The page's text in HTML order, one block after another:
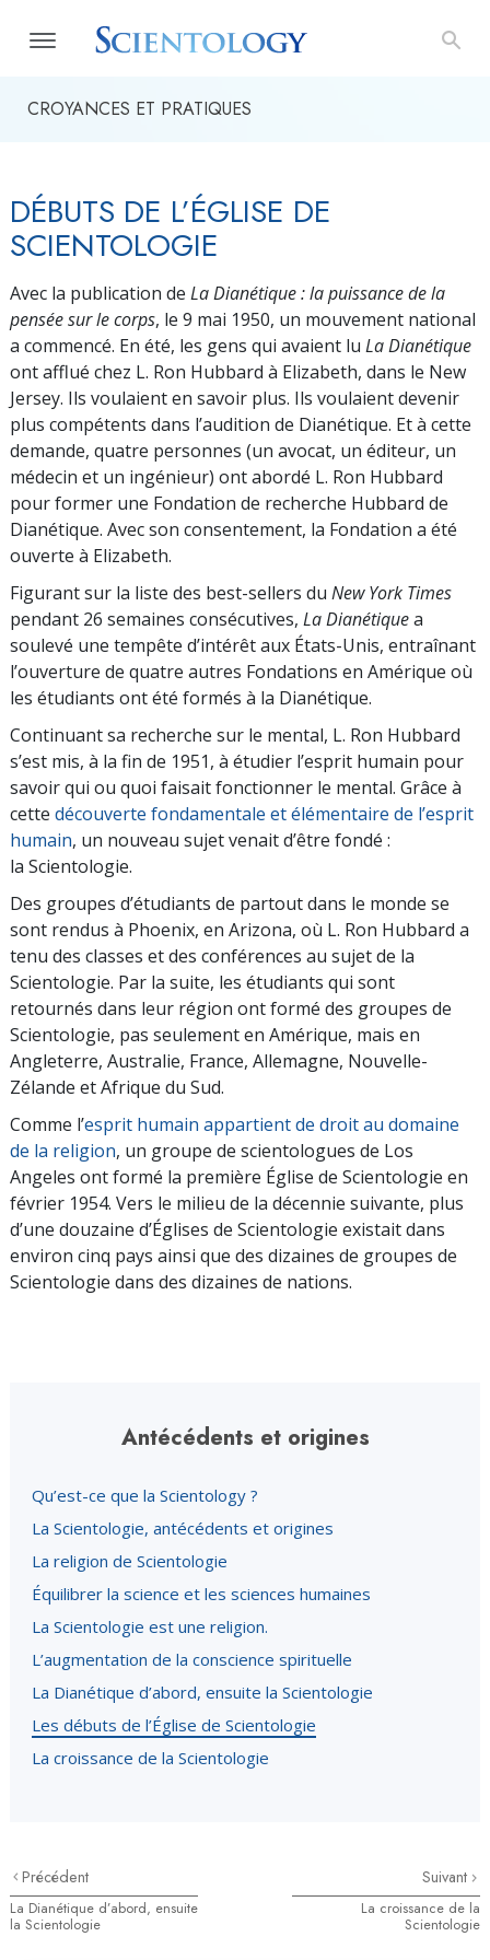
CROYANCES ET PRATIQUES
DÉBUTS DE L’ÉGLISE DE
SCIENTOLOGIE
Avec la publication de La Dianétique : la puissance de la
pensée sur le corps, le 9 mai 1950, un mouvement national
a commencé. En été, les gens qui avaient lu La Dianétique
ont afflué chez L. Ron Hubbard à Elizabeth, dans le New
Jersey. Ils voulaient en savoir plus. Ils voulaient devenir
plus compétents dans l’audition de Dianétique. Et à cette
demande, quatre personnes (un avocat, un éditeur, un
médecin et un ingénieur) ont abordé L. Ron Hubbard
pour former une Fondation de recherche Hubbard de
Dianétique. Avec son consentement, la Fondation a été
ouverte à Elizabeth.
Figurant sur la liste des best-sellers du New York Times
pendant 26 semaines consécutives, La Dianétiquea
soulevé une tempête d’intérêt aux États-Unis, entraînant
l’ouverture de quatre autres Fondations en Amérique où
les étudiants ont été formés à la Dianétique.
Continuant sa recherche sur le mental, L. Ron Hubbard
s’est mis, à la fin de 1951, à étudier l’esprit humain pour
savoir qui ou quoi faisait fonctionner le mental. Grâce à
cette découverte fondamentale et élémentaire de l’esprit
humain, un nouveau sujet venait d’être fondé :
la Scientologie.
Des groupes d’étudiants de partout dans le monde se
sont rendus à Phoenix, en Arizona, où L. Ron Hubbard a
tenu des classes et des conférences au sujet de la
Scientologie. Par la suite, les étudiants qui sont
retournés dans leur région ont formé des groupes de
Scientologie, pas seulement en Amérique, mais en
Angleterre, Australie, France, Allemagne, Nouvelle-
Zélande et Afrique du Sud.
Comme l’esprit humain appartient de droit au domaine
de la religion, un groupe de scientologues de Los
Angeles ont formé la première Église de Scientologie en
février 1954. Vers le milieu de la décennie suivante, plus
d’une douzaine d’Églises de Scientologie existait dans
environ cinq pays ainsi que des dizaines de groupes de
Scientologie dans des dizaines de nations.
Antécédents et origines
Qu’est-ce que la Scientology ?
La Scientologie, antécédents et origines
La religion de Scientologie
Équilibrer la science et les sciences humaines
La Scientologie est une religion.
L’augmentation de la conscience spirituelle
La Dianétique d’abord, ensuite la Scientologie
Les débuts de l’Église de Scientologie
La croissance de la Scientologie
Précédent
La Dianétique d’abord, ensuite
la Scientologie
Suivant
La croissance de la
Scientologie